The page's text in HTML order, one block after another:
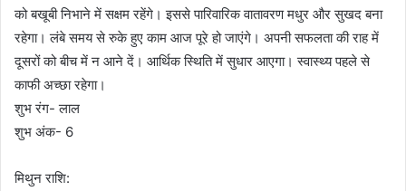
को बखूबी निभाने में सक्षम रहेंगे। इससे पारिवारिक वातावरण मधुर और सुखद बना
रहेगा। लंबे समय से रुके हुए काम आज पूरे हो जाएंगे। अपनी सफलता की राह में
दूसरों को बीच में न आने दें। आर्थिक स्थिति में सुधार आएगा। स्वास्थ्य पहले से
काफी अच्छा रहेगा।
शुभ रंग- लाल
शुभ अंक- 6
मिथुन राशि: